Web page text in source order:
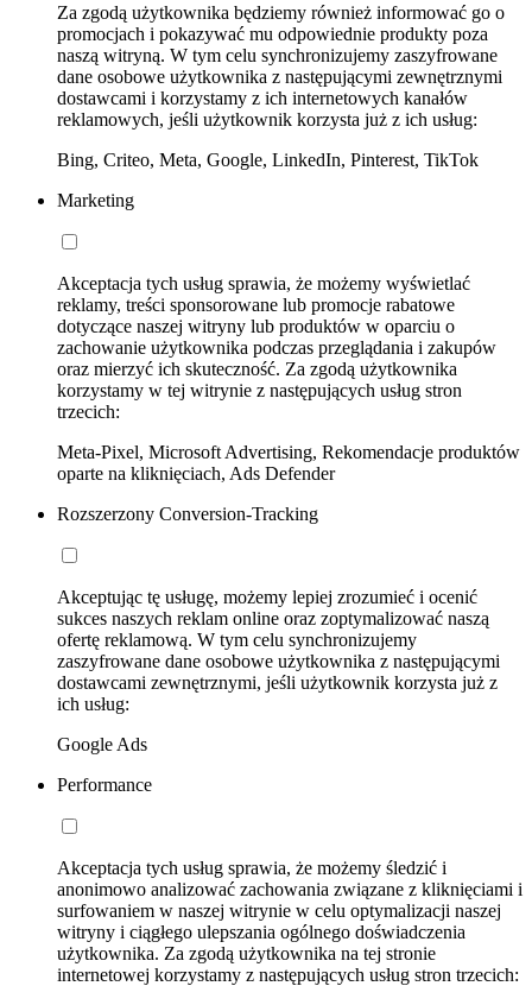
Za zgodą użytkownika będziemy również informować go o
promocjach i pokazywać mu odpowiednie produkty poza
naszą witryną. W tym celu synchronizujemy zaszyfrowane
dane osobowe użytkownika z następującymi zewnętrznymi
dostawcami i korzystamy z ich internetowych kanałów
reklamowych, jeśli użytkownik korzysta już z ich usług:
Bing, Criteo, Meta, Google, LinkedIn, Pinterest, TikTok
Marketing
Akceptacja tych usług sprawia, że możemy wyświetlać
reklamy, treści sponsorowane lub promocje rabatowe
dotyczące naszej witryny lub produktów w oparciu o
zachowanie użytkownika podczas przeglądania i zakupów
oraz mierzyć ich skuteczność. Za zgodą użytkownika
korzystamy w tej witrynie z następujących usług stron
trzecich:
Meta-Pixel, Microsoft Advertising, Rekomendacje produktów
oparte na kliknięciach, Ads Defender
Rozszerzony Conversion-Tracking
Akceptując tę usługę, możemy lepiej zrozumieć i ocenić
sukces naszych reklam online oraz zoptymalizować naszą
ofertę reklamową. W tym celu synchronizujemy
zaszyfrowane dane osobowe użytkownika z następującymi
dostawcami zewnętrznymi, jeśli użytkownik korzysta już z
ich usług:
Google Ads
Performance
Akceptacja tych usług sprawia, że możemy śledzić i
anonimowo analizować zachowania związane z kliknięciami i
surfowaniem w naszej witrynie w celu optymalizacji naszej
witryny i ciągłego ulepszania ogólnego doświadczenia
użytkownika. Za zgodą użytkownika na tej stronie
internetowej korzystamy z następujących usług stron trzecich: